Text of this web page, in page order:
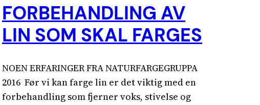
FORBEHANDLING AV
LIN SOM SKAL FARGES
NOEN ERFARINGER FRA NATURFARGEGRUPPA
2016 Før vi kan farge lin er det viktig med en
forbehandling som fjerner voks, stivelse og